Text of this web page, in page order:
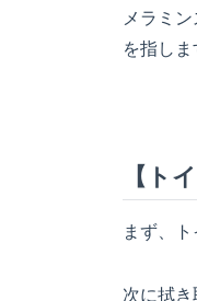
メラミ
を指しま
【ト
まず、
次に拭き